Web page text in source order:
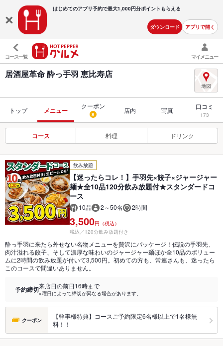
はじめてのアプリ予約で最大1,000円分ポイントもらえる
ダウンロード アプリで開く
コース一覧 マイメニュー
居酒屋革命 酔っ手羽 恵比寿店
トップ メニュー
クーポン
8 店内 写真 口コミ
173
コース 料理 ドリンク
飲み放題
【迷ったらコレ！】手羽先×餃子×ジャージャー
麺★全10品120分飲み放題付★スタンダードコ
ース
10品 2～50名 2時間
3,500円（税込）
税込／120分飲み放題付き
酔っ手羽に来たら外せない名物メニューを贅沢にパッケージ！伝説の手羽先、
肉汁溢れる餃子、そして濃厚な味わいのジャージャー麺ほか全10品のボリュー
ムに2時間の飲み放題が付いて3,500円。初めての方も、常連さんも、迷ったら
このコースで間違いありません。
予約締切来店日の前日16時まで
※曜日によって締切が異なる場合があります。
クーポン
【幹事様特典】コースご予約限定6名様以上で1名様無
料！！